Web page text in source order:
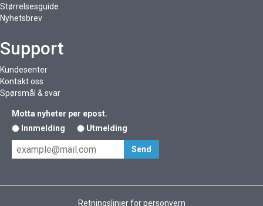
Størrelsesguide
Nyhetsbrev
Support
Kundesenter
Kontakt oss
Spørsmål & svar
Motta nyheter per epost.
Innmelding
Utmelding
Retningslinjer for personvern